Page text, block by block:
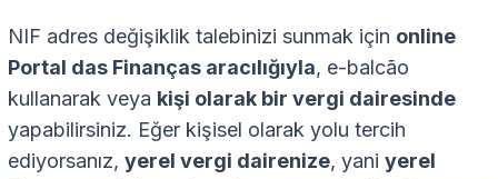
NIF adres değişiklik talebinizi sunmak için online
Portal das Finanças aracılığıyla, e-balcão
kullanarak veya kişi olarak bir vergi dairesinde
yapabilirsiniz. Eğer kişisel olarak yolu tercih
ediyorsanız, yerel vergi dairenize, yani yerel